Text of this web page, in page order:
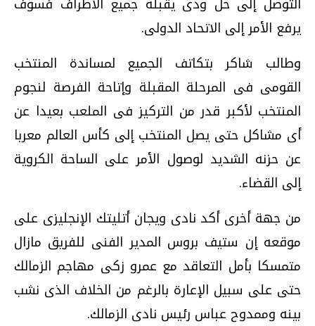
يرفع الأمر إلى الاتحاد الدولى.
وطالب شاكر بتكاتف الجميع لمساندة المنتخب
القومى فى المرحلة المقبلة وإتاحة الفرصة لنجوم
المنتخب لأكبر قدر من التركيز فى الملعب بعيدا عن
أى مشاكل حتى يصل المنتخب إلى كأس العالم معربا
عن حزنه الشديد لوصول الأمر على الساحة الكروية
إلى القضاء.
من جهة أخرى أكد نادى ويجان أتليتك الإنجليزى على
موقعه إن ستيف بروس المدير الفنى للفريق مازال
متمسكا بأمل التعاقد مع عمرو زكى مهاجم الزمالك
حتى على سبيل الإعارة بالرغم من الخلاف الذى نشب
بينه وممدوح عباس رئيس نادى الزمالك.